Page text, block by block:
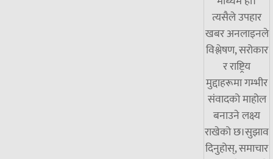
त्यसैले उपहार
खबर अनलाइनले
विश्लेषण, सरोकार
र राष्ट्रिय
मुद्दाहरूमा गम्भीर
संवादको माहोल
बनाउने लक्ष्य
राखेको छ।सुझाव
दिनुहोस्, समाचार